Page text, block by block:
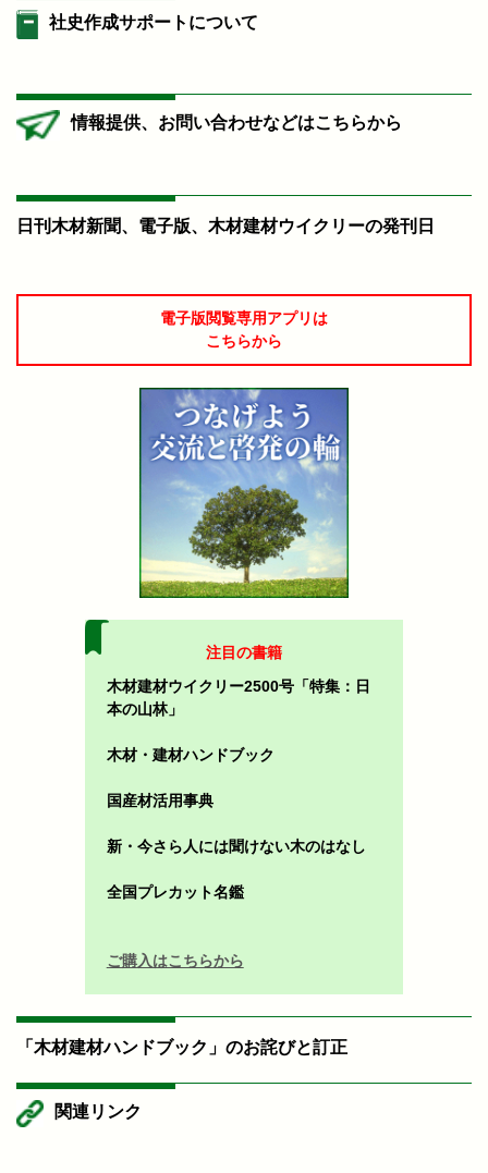
社史作成サポートについて
情報提供、お問い合わせなどはこちらから
日刊木材新聞、電子版、木材建材ウイクリーの発刊日
電子版閲覧専用アプリは
こちらから
注目の書籍
木材建材ウイクリー2500号「特集：日
本の山林」
木材・建材ハンドブック
国産材活用事典
新・今さら人には聞けない木のはなし
全国プレカット名鑑
ご購入はこちらから
「木材建材ハンドブック」のお詫びと訂正
関連リンク